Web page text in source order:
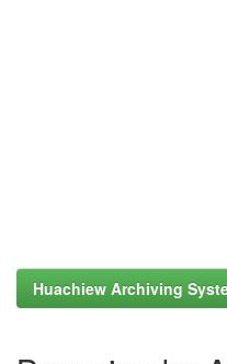
Huachiew Archiving